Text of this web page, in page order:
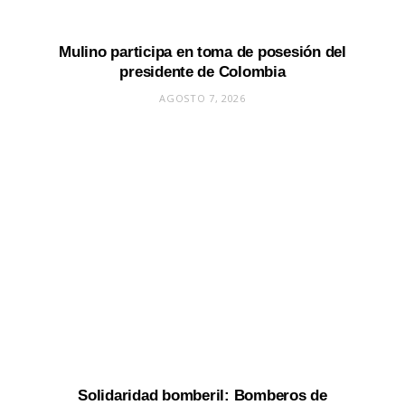
Mulino participa en toma de posesión del
presidente de Colombia
AGOSTO 7, 2026
Solidaridad bomberil: Bomberos de